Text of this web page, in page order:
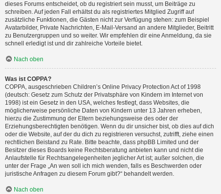
dieses Forums entscheidet, ob du registriert sein musst, um Beiträge zu
schreiben. Auf jeden Fall erhältst du als registriertes Mitglied Zugriff auf
zusätzliche Funktionen, die Gästen nicht zur Verfügung stehen: zum Beispiel
Avatarbilder, Private Nachrichten, E-Mail-Versand an andere Mitglieder, Beitritt
zu Benutzergruppen und so weiter. Wir empfehlen dir eine Anmeldung, da sie
schnell erledigt ist und dir zahlreiche Vorteile bietet.
Nach oben
Was ist COPPA?
COPPA, ausgeschrieben Children’s Online Privacy Protection Act of 1998
(deutsch: Gesetz zum Schutz der Privatsphäre von Kindern im Internet von
1998) ist ein Gesetz in den USA, welches festlegt, dass Websites, die
möglicherweise persönliche Daten von Kindern unter 13 Jahren erheben,
hierzu die Zustimmung der Eltern beziehungsweise des oder der
Erziehungsberechtigten benötigen. Wenn du dir unsicher bist, ob dies auf dich
oder die Website, auf der du dich zu registrieren versuchst, zutrifft, ziehe einen
rechtlichen Beistand zu Rate. Bitte beachte, dass phpBB Limited und der
Besitzer dieses Boards keine Rechtsberatung anbieten kann und nicht die
Anlaufstelle für Rechtsangelegenheiten jeglicher Art ist; außer solchen, die
unter der Frage „An wen soll ich mich wenden, falls es Beschwerden oder
juristische Anfragen zu diesem Forum gibt?“ behandelt werden.
Nach oben